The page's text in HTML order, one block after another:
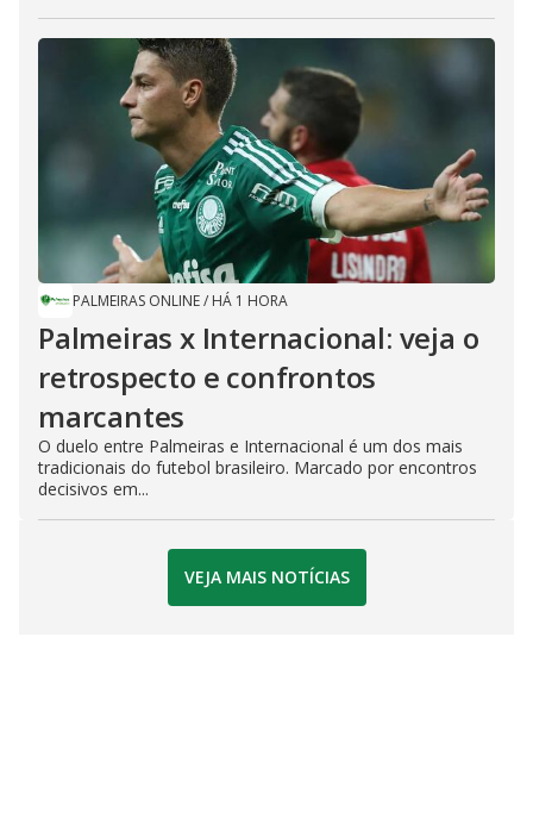
PALMEIRAS ONLINE/ HÁ 1 HORA
Palmeiras x Internacional: veja o
retrospecto e confrontos
marcantes
O duelo entre Palmeiras e Internacional é um dos mais
tradicionais do futebol brasileiro. Marcado por encontros
decisivos em...
VEJA MAIS NOTÍCIAS